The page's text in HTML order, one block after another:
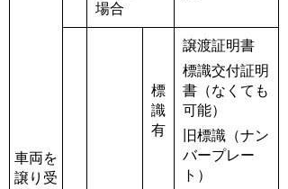
車両を
譲り受
場合
標
識
有
譲渡証明書
標識交付証明
書（なくても
可能）
旧標識（ナン
バープレー
ト）